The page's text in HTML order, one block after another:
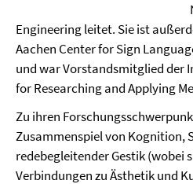
Engineering leitet. Sie ist
Aachen Center for Sign
und war Vorstandsmitglied der
for Researching and Applying
Zu ihren
Zusammenspiel von Kognition,
redebegleitender Gestik (wobei
Verbindungen zu Ästhetik und